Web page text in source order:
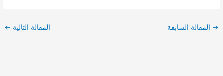
→ المقالة السابقة المقالة التالية ←